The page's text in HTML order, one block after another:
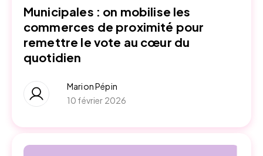
Municipales : on mobilise les
commerces de proximité pour
remettre le vote au cœur du
quotidien
Marion Pépin
10 février 2026